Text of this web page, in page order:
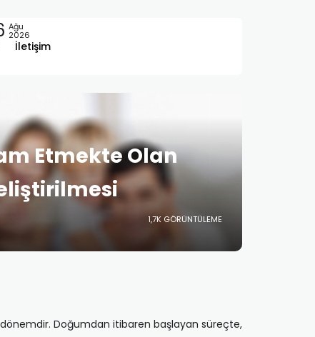
İletişim
Ağu
2026
Etmekte Olan
1,7K GÖRÜNTÜLEME
Doğumdan itibaren başlayan süreçte,